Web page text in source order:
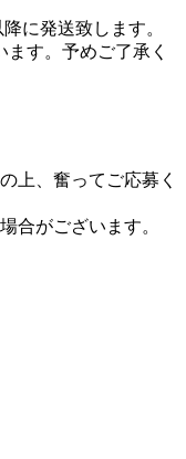
に発送致します。
ます。予めご了承く
上、奮ってご応募く
合がございます。